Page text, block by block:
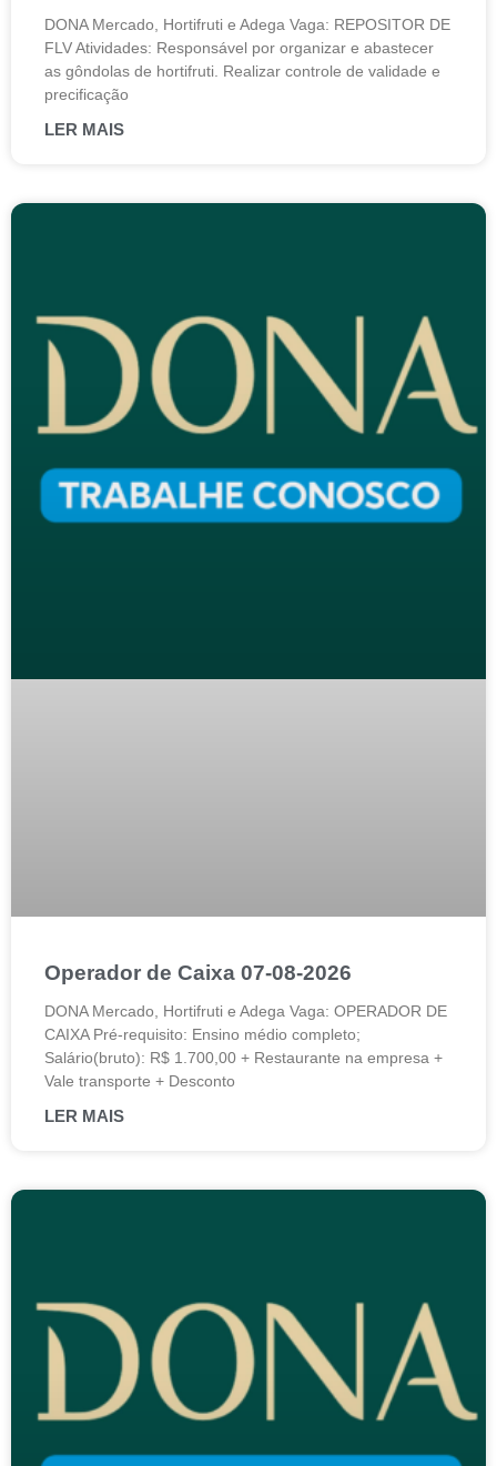
DONA Mercado, Hortifruti e Adega Vaga: REPOSITOR DE
FLV Atividades: Responsável por organizar e abastecer
as gôndolas de hortifruti. Realizar controle de validade e
precificação
LER MAIS
Operador de Caixa 07-08-2026
DONA Mercado, Hortifruti e Adega Vaga: OPERADOR DE
CAIXA Pré-requisito: Ensino médio completo;
Salário(bruto): R$ 1.700,00 + Restaurante na empresa +
Vale transporte + Desconto
LER MAIS